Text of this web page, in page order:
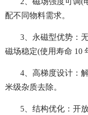
配不同物料需求。
3、永磁型优势：
磁场稳定(使用寿命 10
4、高梯度设计：
米级杂质去除。
5、结构优化：开